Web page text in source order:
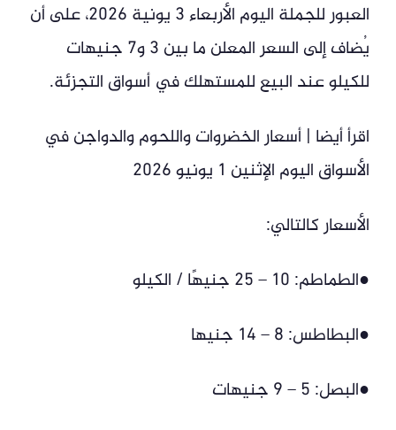
العبور للجملة اليوم الأربعاء 3 يونية 2026، على أن
يُضاف إلى السعر المعلن ما بين 3 و7 جنيهات
للكيلو عند البيع للمستهلك في أسواق التجزئة.
اقرأ أيضا | أسعار الخضروات واللحوم والدواجن في
الأسواق اليوم الإثنين 1 يونيو 2026
الأسعار كالتالي:
●الطماطم: 10 – 25 جنيهًا / الكيلو
●البطاطس: 8 – 14 جنيها
●البصل: 5 – 9 جنيهات